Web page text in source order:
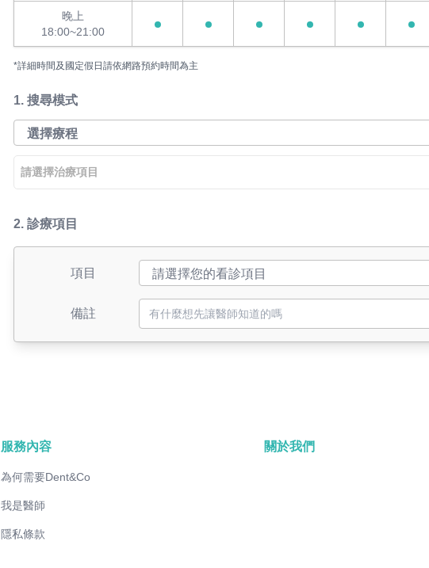
晚上
18:00~21:00
*詳細時間及國定假日請依網路預約時間為主
1. 搜尋模式
請選擇治療項目
2. 診療項目
項目
備註
服務內容
為何需要Dent&Co
我是醫師
隱私條款
關於我們